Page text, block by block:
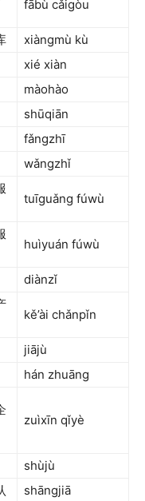
fābù cǎigòu
xiàngmù kù
xié xiàn
màohào
shūqiān
fǎngzhī
wǎngzhǐ
tuīguǎng fúwù
huìyuán fúwù
diànzǐ
kě’ài chǎnpǐn
jiājù
hán zhuāng
zuìxīn qǐyè
shùjù
shāngjiā